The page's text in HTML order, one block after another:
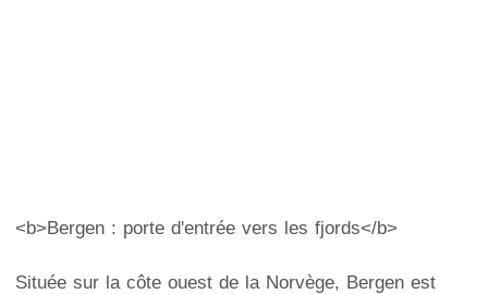
<b>Bergen : porte d'entrée vers les fjords</b>
Située sur la côte ouest de la Norvège, Bergen est